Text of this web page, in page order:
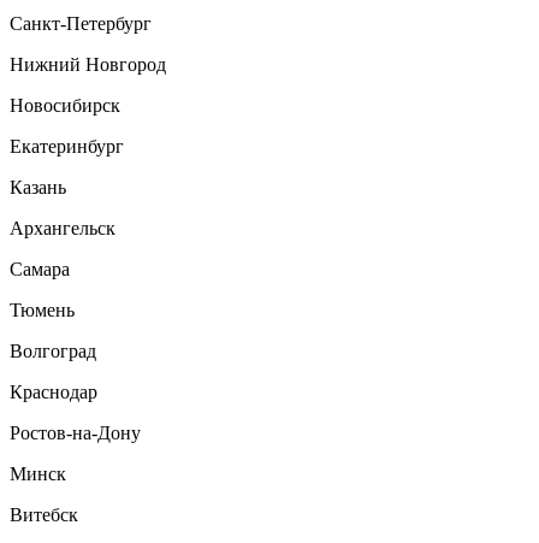
Санкт-Петербург
Нижний Новгород
Новосибирск
Екатеринбург
Казань
Архангельск
Самара
Тюмень
Волгоград
Краснодар
Ростов-на-Дону
Минск
Витебск